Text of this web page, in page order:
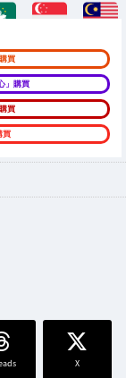
買
」購買
買
買
X